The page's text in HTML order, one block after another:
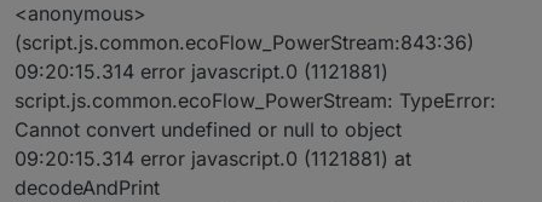
<anonymous>
(script.js.common.ecoFlow_PowerStream:843:36)
09:20:15.314 error javascript.0 (1121881)
script.js.common.ecoFlow_PowerStream: TypeError:
Cannot convert undefined or null to object
09:20:15.314 error javascript.0 (1121881) at
decodeAndPrint